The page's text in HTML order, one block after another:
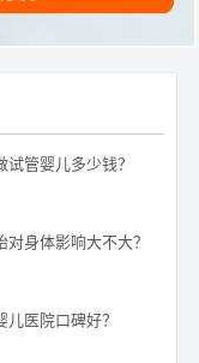
管婴儿多少钱？
身体影响大不大？
医院口碑好？